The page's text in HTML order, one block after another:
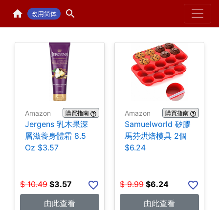
改用简体 Home
Amazon 購買指南
Jergens 乳木果深
層滋養身體霜 8.5
Oz $3.57
$ 10.49 $3.57
由此查看
Amazon 購買指南
Samuelworld 矽膠
馬芬烘焙模具 2個
$6.24
$ 9.99 $6.24
由此查看